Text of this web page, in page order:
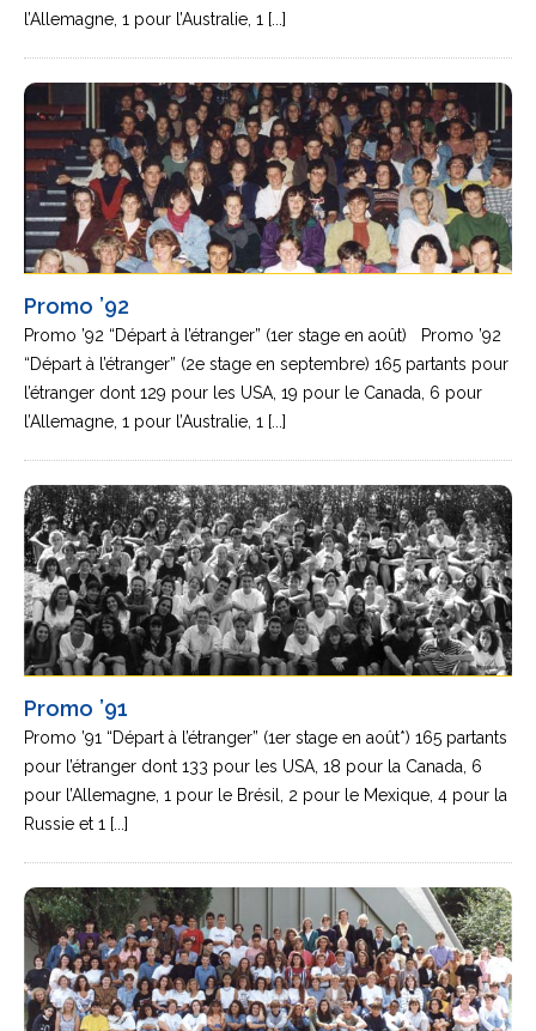
l’Allemagne, 1 pour l’Australie, 1 [...]
Promo ’92
Promo ’92 “Départ à l’étranger” (1er stage en août) Promo ’92
“Départ à l’étranger” (2e stage en septembre) 165 partants pour
l’étranger dont 129 pour les USA, 19 pour le Canada, 6 pour
l’Allemagne, 1 pour l’Australie, 1 [...]
Promo ’91
Promo ’91 “Départ à l’étranger” (1er stage en août*) 165 partants
pour l’étranger dont 133 pour les USA, 18 pour la Canada, 6
pour l’Allemagne, 1 pour le Brésil, 2 pour le Mexique, 4 pour la
Russie et 1 [...]